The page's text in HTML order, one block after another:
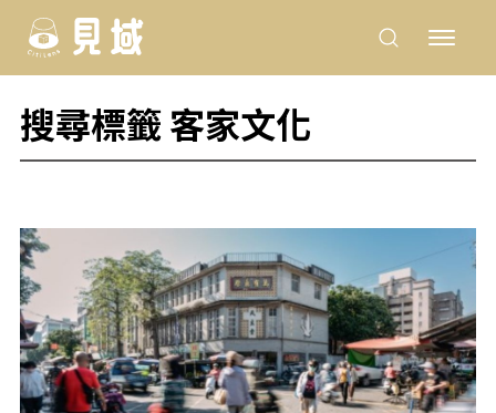
搜尋標籤 客家文化